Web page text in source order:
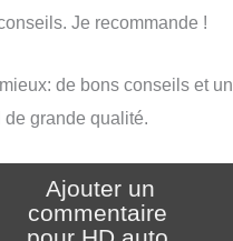
Je recommande !
de bons conseils et un
de grande qualité.
Ajouter un
commentaire